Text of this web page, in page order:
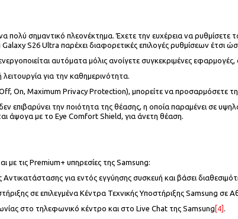
πολύ σημαντικό πλεονέκτημα. Έχετε την ευχέρεια να ρυθμίσετε
S26 Ultra παρέχει διαφορετικές επιλογές ρυθμίσεων έτσι
αυτόματα μόλις ανοίγετε συγκεκριμένες
για την καθημερινότητα.
On, Maximum Privacy Protection), μπορείτε να προσαρμόσετε
επιβαρύνει την ποιότητα της θέασης, η οποία παραμένει σε
άψογα με το Eye Comfort Shield, για άνετη θέαση.
με τις Premium+ υπηρεσίες της Samsung:
για εντός εγγύησης συσκευή και βάσει
σε επιλεγμένα Κέντρα Τεχνικής Υποστήριξης Samsung σε
στο τηλεφωνικό κέντρο και στο Live Chat της Samsung [4] .